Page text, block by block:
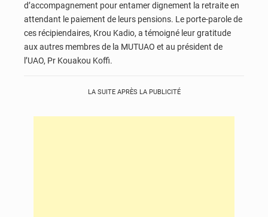
d’accompagnement pour entamer dignement la retraite en
attendant le paiement de leurs pensions. Le porte-parole de
ces récipiendaires, Krou Kadio, a témoigné leur gratitude
aux autres membres de la MUTUAO et au président de
l’UAO, Pr Kouakou Koffi.
LA SUITE APRÈS LA PUBLICITÉ